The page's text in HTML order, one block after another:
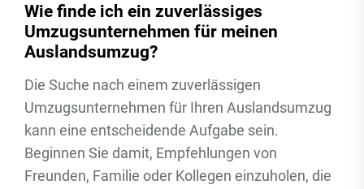
Wie finde ich ein zuverlässiges
Umzugsunternehmen für meinen
Auslandsumzug?
Die Suche nach einem zuverlässigen
Umzugsunternehmen für Ihren Auslandsumzug
kann eine entscheidende Aufgabe sein.
Beginnen Sie damit, Empfehlungen von
Freunden, Familie oder Kollegen einzuholen, die